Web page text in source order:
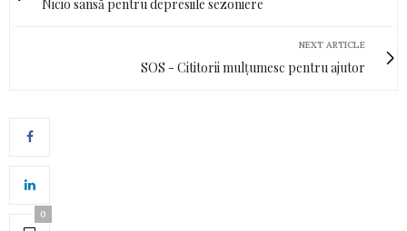
Nicio sansă pentru depresiile sezoniere
NEXT ARTICLE
SOS - Cititorii mulțumesc pentru ajutor
0